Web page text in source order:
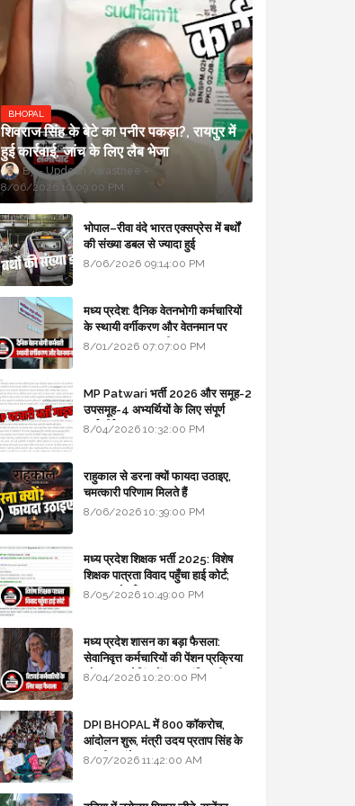
BHOPAL
शिवराज सिंह के बेटे का पनीर पकड़ा?, रायपुर में
हुई कार्रवाई, जांच के लिए लैब भेजा
Updesh Awasthee
8/06/2026 10:09:00 PM
भोपाल–रीवा वंदे भारत एक्सप्रेस में बर्थों
की संख्या डबल से ज्यादा हुई
8/06/2026 09:14:00 PM
मध्य प्रदेश: दैनिक वेतनभोगी कर्मचारियों
के स्थायी वर्गीकरण और वेतनमान पर
सरकार का बड़ा स्पष्टीकरण
8/01/2026 07:07:00 PM
MP Patwari भर्ती 2026 और समूह-2
उपसमूह-4 अभ्यर्थियों के लिए संपूर्ण
मार्गदर्शिका
8/04/2026 10:32:00 PM
राहुकाल से डरना क्यों फायदा उठाइए,
चमत्कारी परिणाम मिलते हैं
8/06/2026 10:39:00 PM
मध्य प्रदेश शिक्षक भर्ती 2025: विशेष
शिक्षक पात्रता विवाद पहुँचा हाई कोर्ट;
सरकार से माँगा जवाब
8/05/2026 10:49:00 PM
मध्य प्रदेश शासन का बड़ा फैसला:
सेवानिवृत्त कर्मचारियों की पेंशन प्रक्रिया
और बजट कोडिंग में हुए क्रांतिकारी
8/04/2026 10:20:00 PM
DPI BHOPAL में 800 कॉकरोच,
आंदोलन शुरू, मंत्री उदय प्रताप सिंह के
घर भी जाएंगे
8/07/2026 11:42:00 AM